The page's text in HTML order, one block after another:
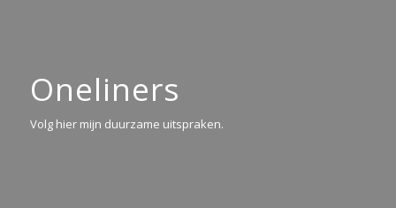
Oneliners
Volg hier mijn duurzame uitspraken.